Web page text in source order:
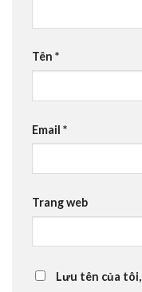
Tên *
Email *
Trang web
Lưu tên của